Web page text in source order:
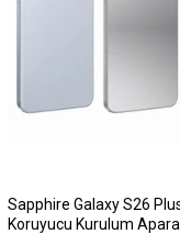
Sapphire Galaxy S26
Koruyucu Kurulum